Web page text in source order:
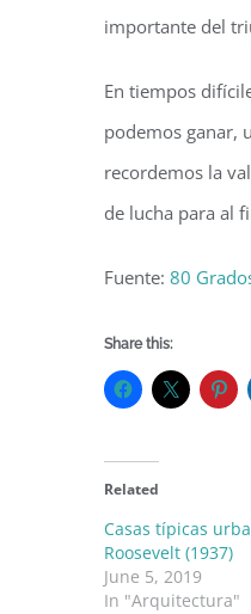
importante del
En tiempos
podemos ganar,
recordemos la
de lucha para al
Fuente: 80
Share this:
Related
Casas típicas
Roosevelt (1937)
June 5, 2019
In "Arquitectura"